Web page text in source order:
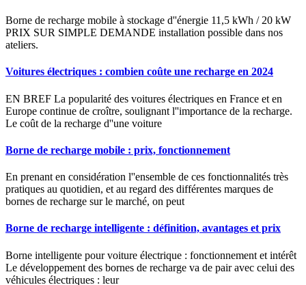
Borne de recharge mobile à stockage d''énergie 11,5 kWh / 20 kW
PRIX SUR SIMPLE DEMANDE installation possible dans nos
ateliers.
Voitures électriques : combien coûte une recharge en 2024
EN BREF La popularité des voitures électriques en France et en
Europe continue de croître, soulignant l''importance de la recharge.
Le coût de la recharge d''une voiture
Borne de recharge mobile : prix, fonctionnement
En prenant en considération l''ensemble de ces fonctionnalités très
pratiques au quotidien, et au regard des différentes marques de
bornes de recharge sur le marché, on peut
Borne de recharge intelligente : définition, avantages et prix
Borne intelligente pour voiture électrique : fonctionnement et intérêt
Le développement des bornes de recharge va de pair avec celui des
véhicules électriques : leur